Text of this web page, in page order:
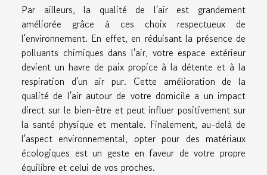
Par ailleurs, la qualité de l'air est grandement
améliorée grâce à ces choix respectueux de
l'environnement. En effet, en réduisant la présence de
polluants chimiques dans l'air, votre espace extérieur
devient un havre de paix propice à la détente et à la
respiration d'un air pur. Cette amélioration de la
qualité de l'air autour de votre domicile a un impact
direct sur le bien-être et peut influer positivement sur
la santé physique et mentale. Finalement, au-delà de
l'aspect environnemental, opter pour des matériaux
écologiques est un geste en faveur de votre propre
équilibre et celui de vos proches.